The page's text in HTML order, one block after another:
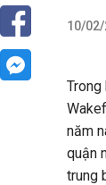
10/
năm
quận
trung